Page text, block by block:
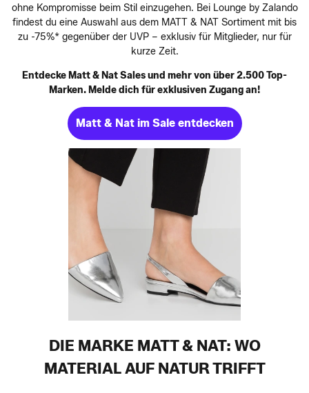
ohne Kompromisse beim Stil einzugehen. Bei Lounge by Zalando
findest du eine Auswahl aus dem MATT & NAT Sortiment mit bis
zu -75%* gegenüber der UVP – exklusiv für Mitglieder, nur für
kurze Zeit.
Entdecke Matt & Nat Sales und mehr von über 2.500 Top-
Marken. Melde dich für exklusiven Zugang an!
Matt & Nat im Sale entdecken
DIE MARKE MATT & NAT: WO
MATERIAL AUF NATUR TRIFFT